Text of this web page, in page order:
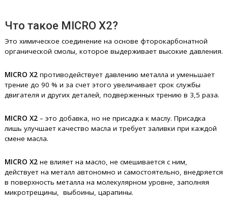
Что такое MICRO X2?
Это химическое соединение на основе фторокарбонатной
органической смолы, которое выдерживает высокие давления.
MICRO X2 противодействует давлению металла и уменьшает
трение до 90 % и за счет этого увеличивает срок службы
двигателя и других деталей, подверженных трению в 3,5 раза.
MICRO X2 – это добавка, но не присадка к маслу. Присадка
лишь улучшает качество масла и требует заливки при каждой
смене масла.
MICRO X2 не влияет на масло, не смешивается с ним,
действует на металл автономно и самостоятельно, внедряется
в поверхность металла на молекулярном уровне, заполняя
микротрещины, выбоины, царапины.